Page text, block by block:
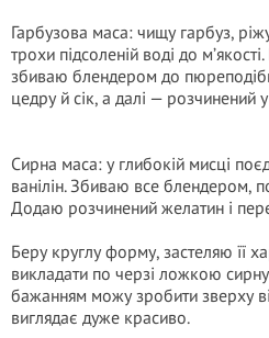
Гарбузова маса: чищу гарбуз,
трохи підсоленій воді до
збиваю блендером до
цедру й сік, а далі — розчинений
Сирна маса: у глибокій мисці
ванілін. Збиваю все блендером,
Додаю розчинений желатин і
Беру круглу форму, застеляю її
викладати по черзі ложкою
бажанням можу зробити зверху
виглядає дуже красиво.